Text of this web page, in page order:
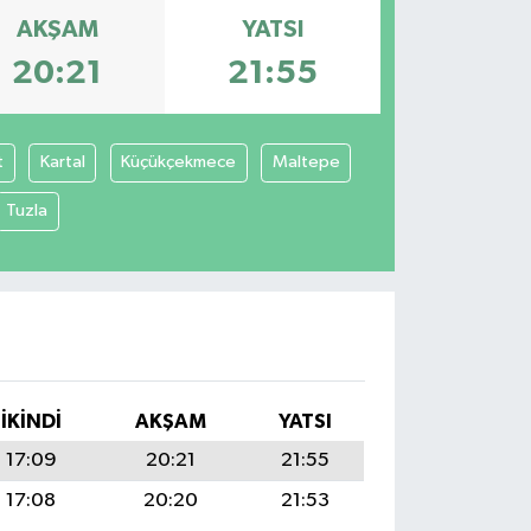
AKŞAM
20:21
YATSI
21:55
Kartal Küçükçekmece Maltepe
Tuzla
İKINDI AKŞAM
YATSI
17:09
20:21
21:55
17:08
20:20 21:53